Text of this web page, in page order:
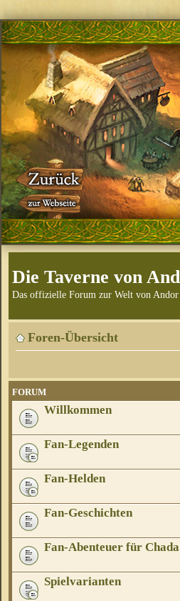
Die Taverne von
Das offizielle Forum zur Welt von Andor
Foren-Übersicht
FORUM
Willkommen
Fan-Legenden
Fan-Helden
Fan-Geschichten
Fan-Abenteuer für
Spielvarianten